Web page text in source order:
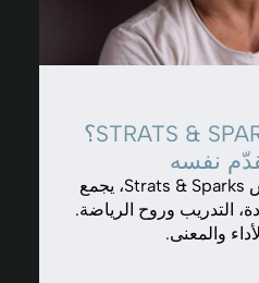
من يقف وراء STRATS & SPARKS؟
نفسه
مايكل سيرافين، مؤسس Strats & Sparks، يجمع
التدريب وروح الرياضة.
والمعنى.